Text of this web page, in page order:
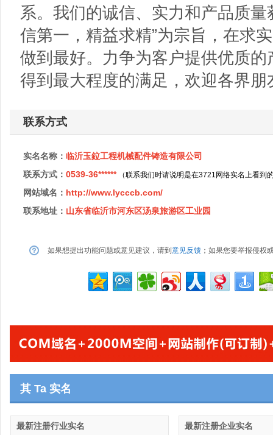
系。我们的诚信、实力和产品质
信第一，精益求精”为宗旨，在求
做到最好。力争为客户提供优质
得到最大程度的满足，欢迎各界
联系方式
实名名称： 临沂玉鉝工程机械配件铸造有限公司
联系方式： 0539-36******（联系我们时请说明是在3721网络实名上看到
网站域名： http://www.lycccb.com/
联系地址： 山东省临沂市河东区汤泉旅游区工业园
如果想提出功能问题或意见建议，请到 意见反馈 ；如果您要举报侵权
其 Ta 实名
最新注册行业实名 最新注册企业实名